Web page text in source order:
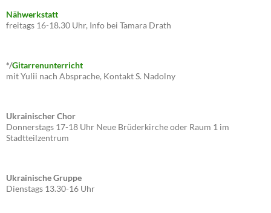
Nähwerkstatt
freitags 16-18.30 Uhr, Info bei Tamara Drath
*/Gitarrenunterricht
mit Yulii nach Absprache, Kontakt S. Nadolny
Ukrainischer Chor
Donnerstags 17-18 Uhr Neue Brüderkirche oder Raum 1 im
Stadtteilzentrum
Ukrainische Gruppe
Dienstags 13.30-16 Uhr